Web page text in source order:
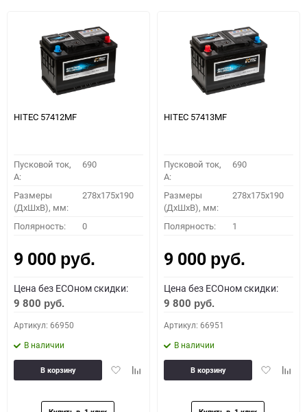
HITEC 57412MF
Пусковой ток,
A:
690
Размеры
(ДхШхВ), мм:
278x175x190
Полярность: 0
9 000 руб.
Цена без ECOном скидки:
9 800 руб.
Артикул: 66950
В наличии
ДобавитьДобавить
В корзину
HITEC 57413MF
Пусковой ток,
A:
690
Размеры
(ДхШхВ), мм:
278x175x190
Полярность: 1
9 000 руб.
Цена без ECOном скидки:
9 800 руб.
Артикул: 66951
В наличии
Добавить
В корзину